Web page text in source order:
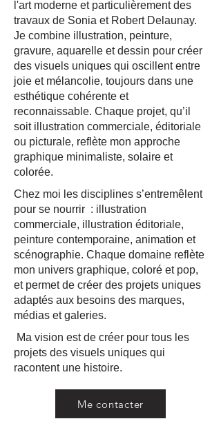
l'art moderne et particulièrement des
travaux de Sonia et Robert Delaunay.
Je combine illustration, peinture,
gravure, aquarelle et dessin pour créer
des visuels uniques qui oscillent entre
joie et mélancolie, toujours dans une
esthétique cohérente et
reconnaissable. Chaque projet, qu’il
soit illustration commerciale, éditoriale
ou picturale, reflète mon approche
graphique minimaliste, solaire et
colorée.
Chez moi les disciplines s’entremêlent
pour se nourrir : illustration
commerciale, illustration éditoriale,
peinture contemporaine, animation et
scénographie. Chaque domaine reflète
mon univers graphique, coloré et pop,
et permet de créer des projets uniques
adaptés aux besoins des marques,
médias et galeries.
Ma vision est de créer pour tous les
projets des visuels uniques qui
racontent une histoire.
Me contacter